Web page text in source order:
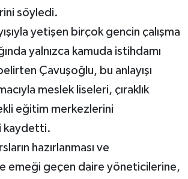
söyledi.
yetişen birçok gencin çalışma
yalnızca kamuda istihdamı
Çavuşoğlu, bu anlayışı
meslek liseleri, çıraklık
eğitim merkezlerini
kaydetti.
hazırlanması ve
emeği geçen daire yöneticilerine,